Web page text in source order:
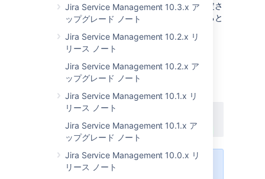
Jira Service Management 10.3.x ア
ップグレード ノート
Jira Service Management 10.2.x リ
リース ノート
Jira Service Management 10.2.x ア
ップグレード ノート
Jira Service Management 10.1.x リ
リース ノート
Jira Service Management 10.1.x ア
ップグレード ノート
Jira Service Management 10.0.x リ
リース ノート
及ぶこと、さらに大半の変更が狭い範囲に限定さ
れていることによって、機能フラグを追加すると
So far, there’s only one new feature flag
insight.cf.react.on.cp
used for the component that was rewritten
from the legacy stack into React. See this
ticket for details:
JSDSERVER-11439
appropriate roles and/or attributes.
CLOSED
The insight.cf.react.on.cp